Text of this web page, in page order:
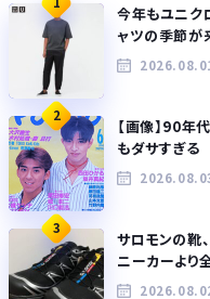
今年もユニク
ャツの季節が
2
【画像】90年
もダサすぎる
3
サロモンの靴
ニーカーより